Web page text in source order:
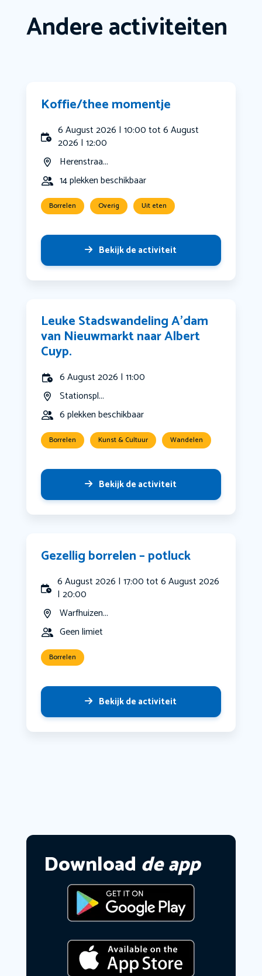
Andere activiteiten
Koffie/thee momentje
6 August 2026 | 10:00 tot 6 August
2026 | 12:00
Herenstraa...
14 plekken beschikbaar
Borrelen Overig Uit eten
Bekijk de activiteit
Leuke Stadswandeling A’dam
van Nieuwmarkt naar Albert
Cuyp.
6 August 2026 | 11:00
Stationspl...
6 plekken beschikbaar
Borrelen Kunst & Cultuur Wandelen
Bekijk de activiteit
Gezellig borrelen – potluck
6 August 2026 | 17:00 tot 6 August 2026
| 20:00
Warfhuizen...
Geen limiet
Borrelen
Bekijk de activiteit
Download de app